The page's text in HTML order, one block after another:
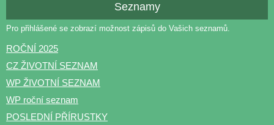
Seznamy
Pro přihlášené se zobrazí možnost zápisů do Vašich seznamů.
ROČNÍ 2025
CZ ŽIVOTNÍ SEZNAM
WP ŽIVOTNÍ SEZNAM
WP roční seznam
POSLEDNÍ PŘÍRUSTKY